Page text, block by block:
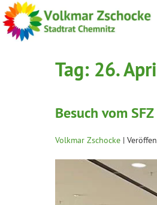
Tag: 26.
Besuch vom
Volkmar Zschocke |